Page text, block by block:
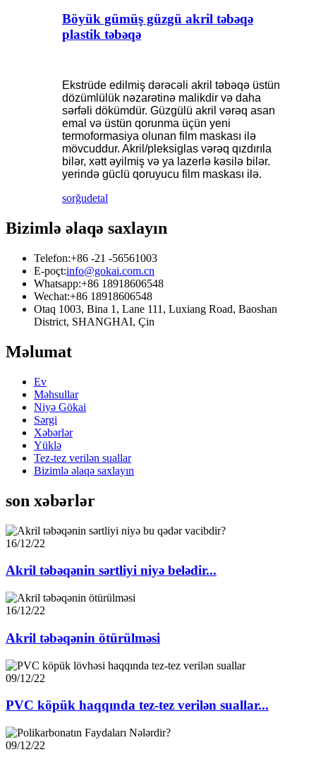
Böyük gümüş güzgü akril təbəqə
plastik təbəqə
Ekstrüde edilmiş dərəcəli akril təbəqə üstün
dözümlülük nəzarətinə malikdir və daha
sərfəli dökümdür. Güzgülü akril vərəq asan
emal və üstün qorunma üçün yeni
termoformasiya olunan film maskası ilə
mövcuddur. Akril/pleksiglas vərəq qızdırıla
bilər, xətt əyilmiş və ya lazerlə kəsilə bilər.
yerində güclü qoruyucu film maskası ilə.
sorğudetal
Bizimlə əlaqə saxlayın
Telefon:+86 -21 -56561003
E-poçt:info@gokai.com.cn
Whatsapp:+86 18918606548
Wechat:+86 18918606548
Otaq 1003, Bina 1, Lane 111, Luxiang Road, Baoshan
District, SHANGHAI, Çin
Məlumat
Ev
Məhsullar
Niyə Gökai
Sərgi
Xəbərlər
Yüklə
Tez-tez verilən suallar
Bizimlə əlaqə saxlayın
son xəbərlər
16/12/22
Akril təbəqənin sərtliyi niyə belədir...
16/12/22
Akril təbəqənin ötürülməsi
09/12/22
PVC köpük haqqında tez-tez verilən suallar...
09/12/22